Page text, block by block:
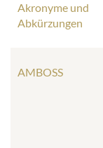
Akronyme und
Abkürzungen
AMBOSS